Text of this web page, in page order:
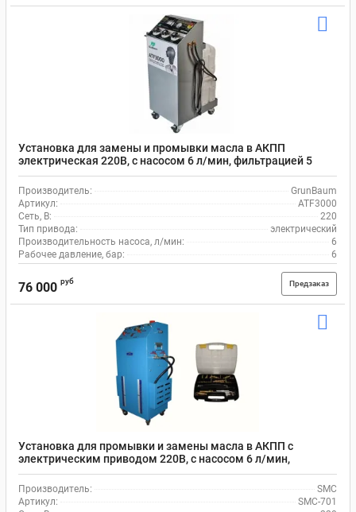
Установка для замены и промывки масла в АКПП
электрическая 220В, с насосом 6 л/мин, фильтрацией 5
мкм, объем 2х20 л GrunBaum ATF3000
Производитель:
GrunBaum
Артикул:
ATF3000
Сеть, В:
220
Тип привода:
электрический
Производительность насоса, л/мин:
6
Рабочее давление, бар:
6
76 000 руб Предзаказ
Установка для промывки и замены масла в АКПП с
электрическим приводом 220В, с насосом 6 л/мин,
давление 3 бара, SMC-701
Производитель:
SMC
Артикул:
SMC-701